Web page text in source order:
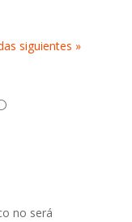
siguientes »
no será